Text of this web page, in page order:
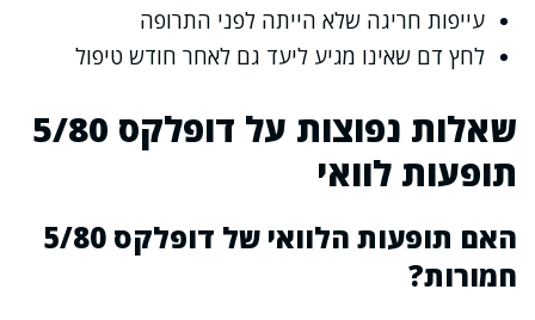
עייפות חריגה שלא הייתה לפני התרופה
לחץ דם שאינו מגיע ליעד גם לאחר חודש טיפול
שאלות נפוצות על דופלקס 5/80
תופעות לוואי
האם תופעות הלוואי של דופלקס 5/80
חמורות?